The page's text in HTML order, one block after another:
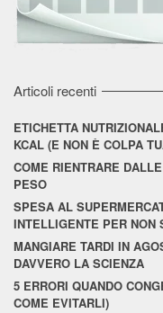
Articoli recenti
ETICHETTA
KCAL (E NON È COLPA
COME RIENTRARE
PESO
SPESA AL
INTELLIGENTE PER NON
MANGIARE TARDI IN
DAVVERO LA SCIENZA
5 ERRORI QUANDO
COME EVITARLI)